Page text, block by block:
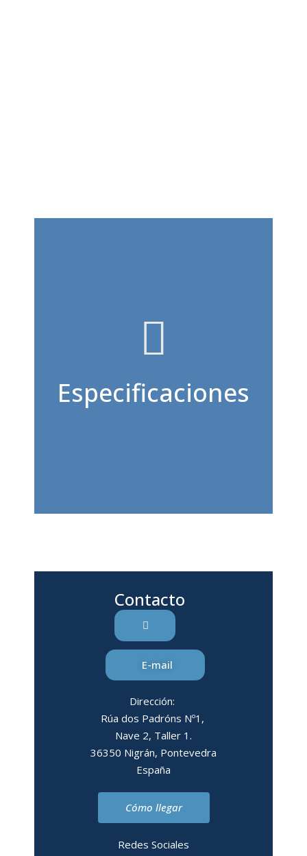
Especificaciones
Contacto
E-mail
Dirección:
Rúa dos Padróns Nº1,
Nave 2, Taller 1.
36350 Nigrán, Pontevedra
España
Cómo llegar
Redes Sociales